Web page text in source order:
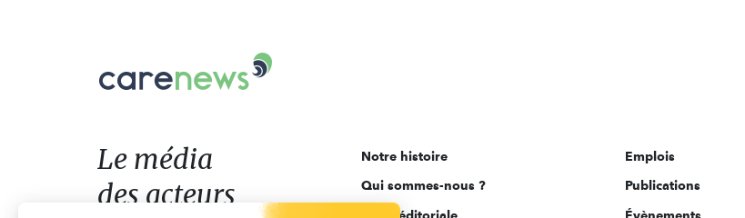
Le
acteurs
de
l'engagement
Le média
des acteurs
Notre histoire
Qui sommes-nous ?
Emplois
Publications